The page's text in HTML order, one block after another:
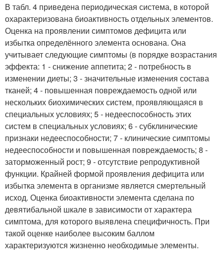
В табл. 4 приведена периодическая система, в которой
охарактеризована биоактивность отдельных элементов.
Оценка на проявлении симптомов дефицита или
избытка определённого элемента основана. Она
учитывает следующие симптомы (в порядке возрастания
эффекта: 1 - снижение аппетита; 2 - потребность в
изменении диеты; 3 - значительные изменения состава
тканей; 4 - повышенная повреждаемость одной или
нескольких биохимических систем, проявляющаяся в
специальных условиях; 5 - недееспособность этих
систем в специальных условиях; 6 - субклинические
признаки недееспособности; 7 - клинические симптомы
недееспособности и повышенная повреждаемость; 8 -
заторможенный рост; 9 - отсутствие репродуктивной
функции. Крайней формой проявления дефицита или
избытка элемента в организме является смертельный
исход. Оценка биоактивности элемента сделана по
девятибальной шкале в зависимости от характера
симптома, для которого выявлена специфичность. При
такой оценке наиболее высоким баллом
характеризуются жизненно необходимые элементы.